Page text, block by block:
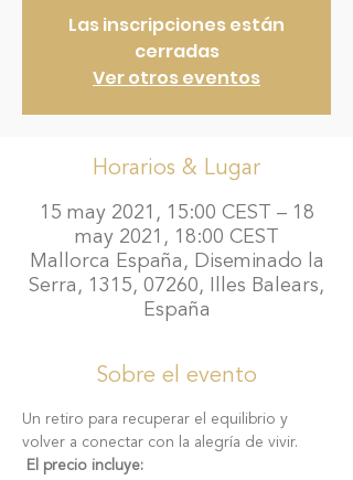
Las inscripciones están
cerradas
Ver otros eventos
Horarios & Lugar
15 may 2021, 15:00 CEST – 18
may 2021, 18:00 CEST
Mallorca España, Diseminado la
Serra, 1315, 07260, Illes Balears,
España
Sobre el evento
Un retiro para recuperar el equilibrio y
volver a conectar con la alegría de vivir.
El precio incluye: